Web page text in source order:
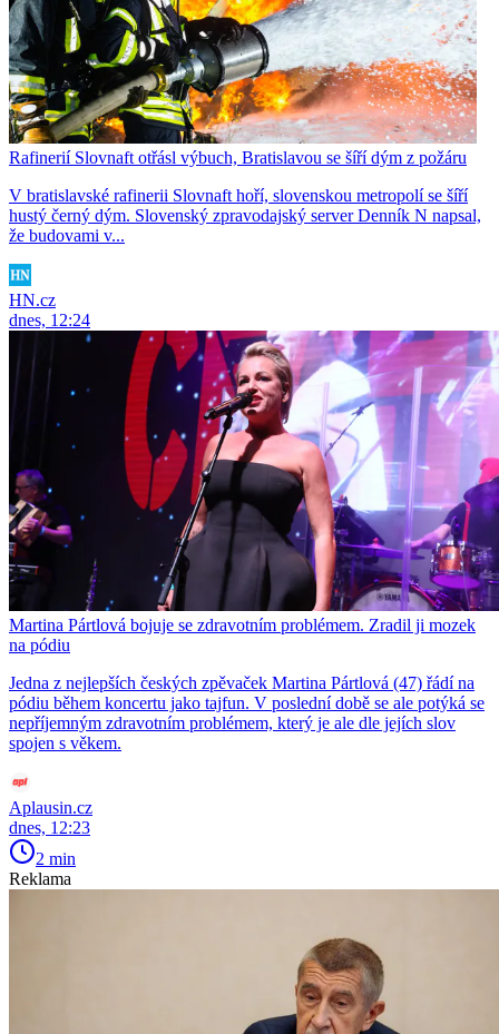
Rafinerií Slovnaft otřásl výbuch, Bratislavou se šíří dým z požáru
V bratislavské rafinerii Slovnaft hoří, slovenskou metropolí se šíří
hustý černý dým. Slovenský zpravodajský server Denník N napsal,
že budovami v...
HN.cz
dnes, 12:24
Martina Pártlová bojuje se zdravotním problémem. Zradil ji mozek
na pódiu
Jedna z nejlepších českých zpěvaček Martina Pártlová (47) řádí na
pódiu během koncertu jako tajfun. V poslední době se ale potýká se
nepříjemným zdravotním problémem, který je ale dle jejích slov
spojen s věkem.
Aplausin.cz
dnes, 12:23
2 min
Reklama